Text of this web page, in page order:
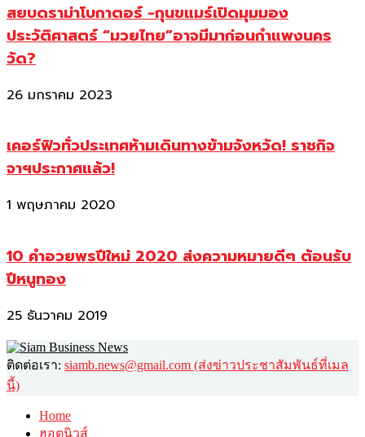
สยบดราม่าโบกาตอร์ -กุนขแมร์เปิดมุมมอง
ประวัติศาสตร์ “มวยไทย”อาจมีมาก่อนกำแพงนคร
วัด?
26 มกราคม 2023
เคอร์ฟิวทั่วประเทศห้ามเดินทางข้ามจังหวัด! ราชกิจ
จาฯประกาศแล้ว!
1 พฤษภาคม 2020
10 คำอวยพรปีใหม่ 2020 ส่งความหมายดีๆ ต้อนรับ
ปีหนูทอง
25 ธันวาคม 2019
ติดต่อเรา: siamb.news@gmail.com (ส่งข่าวประชาสัมพันธ์ที่เมล
นี้)
Home
ฮอตนิวส์